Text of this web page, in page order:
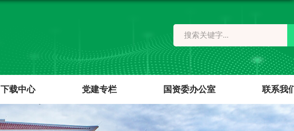
下载中心 党建专栏 国资委办公室 联系我